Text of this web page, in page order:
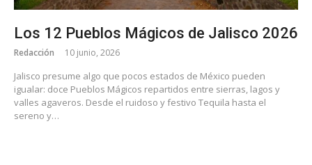
Los 12 Pueblos Mágicos de Jalisco 2026
Redacción 10 junio, 2026
Jalisco presume algo que pocos estados de México pueden
igualar: doce Pueblos Mágicos repartidos entre sierras, lagos y
valles agaveros. Desde el ruidoso y festivo Tequila hasta el
sereno y…